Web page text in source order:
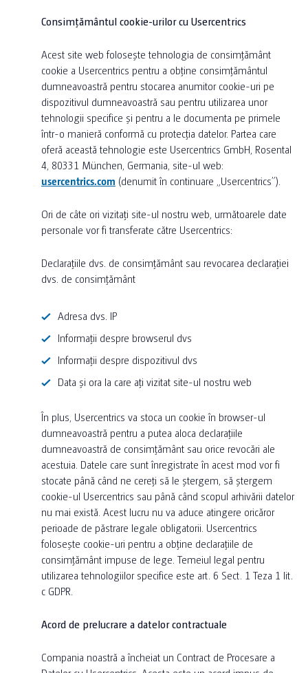
Consimțământul cookie-urilor cu Usercentrics
Acest site web folosește tehnologia de consimțământ
cookie a Usercentrics pentru a obține consimțământul
dumneavoastră pentru stocarea anumitor cookie-uri pe
dispozitivul dumneavoastră sau pentru utilizarea unor
tehnologii specifice și pentru a le documenta pe primele
într-o manieră conformă cu protecția datelor. Partea care
oferă această tehnologie este Usercentrics GmbH, Rosental
4, 80331 München, Germania, site-ul web:
usercentrics.com (denumit în continuare „Usercentrics”).
Ori de câte ori vizitați site-ul nostru web, următoarele date
personale vor fi transferate către Usercentrics:
Declarațiile dvs. de consimțământ sau revocarea declarației
dvs. de consimțământ
Adresa dvs. IP
Informații despre browserul dvs
Informații despre dispozitivul dvs
Data și ora la care ați vizitat site-ul nostru web
În plus, Usercentrics va stoca un cookie în browser-ul
dumneavoastră pentru a putea aloca declarațiile
dumneavoastră de consimțământ sau orice revocări ale
acestuia. Datele care sunt înregistrate în acest mod vor fi
stocate până când ne cereți să le ștergem, să ștergem
cookie-ul Usercentrics sau până când scopul arhivării datelor
nu mai există. Acest lucru nu va aduce atingere oricăror
perioade de păstrare legale obligatorii. Usercentrics
folosește cookie-uri pentru a obține declarațiile de
consimțământ impuse de lege. Temeiul legal pentru
utilizarea tehnologiilor specifice este art. 6 Sect. 1 Teza 1 lit.
c GDPR.
Acord de prelucrare a datelor contractuale
Compania noastră a încheiat un Contract de Procesare a